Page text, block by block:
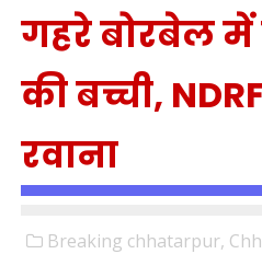
गहरे बोरबेल में
की बच्ची,
रवाना
Breaking chhatarpur,